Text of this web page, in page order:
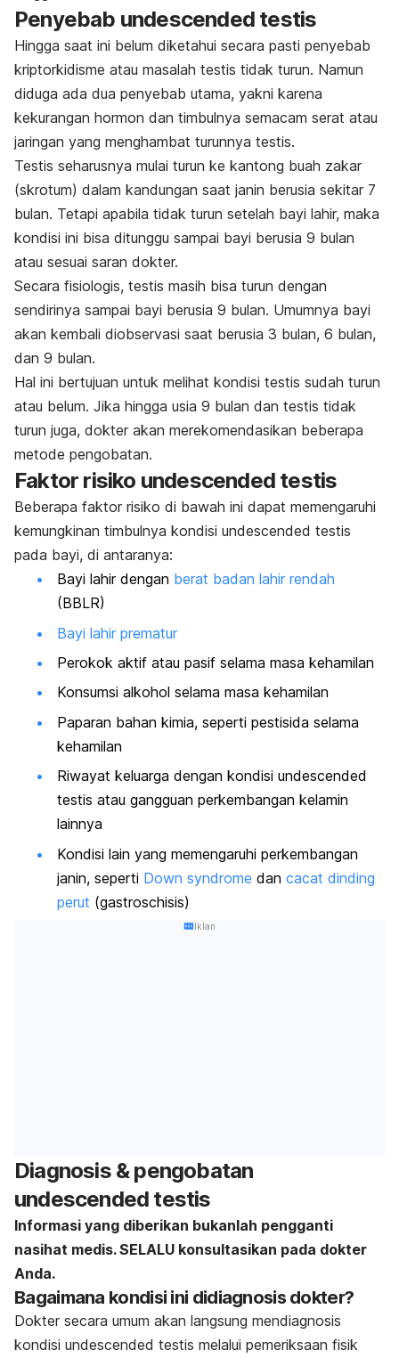
Penyebab undescended testis
Hingga saat ini belum diketahui secara pasti penyebab
kriptorkidisme atau masalah testis tidak turun. Namun
diduga ada dua penyebab utama, yakni karena
kekurangan hormon dan timbulnya semacam serat atau
jaringan yang menghambat turunnya testis.
Testis seharusnya mulai turun ke kantong buah zakar
(skrotum) dalam kandungan saat janin berusia sekitar 7
bulan. Tetapi apabila tidak turun setelah bayi lahir, maka
kondisi ini bisa ditunggu sampai bayi berusia 9 bulan
atau sesuai saran dokter.
Secara fisiologis, testis masih bisa turun dengan
sendirinya sampai bayi berusia 9 bulan. Umumnya bayi
akan kembali diobservasi saat berusia 3 bulan, 6 bulan,
dan 9 bulan.
Hal ini bertujuan untuk melihat kondisi testis sudah turun
atau belum. Jika hingga usia 9 bulan dan testis tidak
turun juga, dokter akan merekomendasikan beberapa
metode pengobatan.
Faktor risiko undescended testis
Beberapa faktor risiko di bawah ini dapat memengaruhi
kemungkinan timbulnya kondisi undescended testis
pada bayi, di antaranya:
Bayi lahir dengan berat badan lahir rendah
(BBLR)
Bayi lahir prematur
Perokok aktif atau pasif selama masa kehamilan
Konsumsi alkohol selama masa kehamilan
Paparan bahan kimia, seperti pestisida selama
kehamilan
Riwayat keluarga dengan kondisi undescended
testis atau gangguan perkembangan kelamin
lainnya
Kondisi lain yang memengaruhi perkembangan
janin, seperti Down syndrome dan cacat dinding
perut (gastroschisis)
Iklan
Diagnosis & pengobatan
undescended testis
Informasi yang diberikan bukanlah pengganti
nasihat medis. SELALU konsultasikan pada dokter
Anda.
Bagaimana kondisi ini didiagnosis dokter?
Dokter secara umum akan langsung mendiagnosis
kondisi undescended testis melalui pemeriksaan fisik